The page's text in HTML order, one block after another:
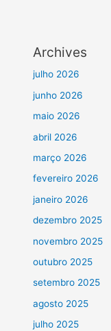
Archives
julho 2026
junho 2026
maio 2026
abril 2026
março 2026
fevereiro 2026
janeiro 2026
dezembro 2025
novembro 2025
outubro 2025
setembro 2025
agosto 2025
julho 2025